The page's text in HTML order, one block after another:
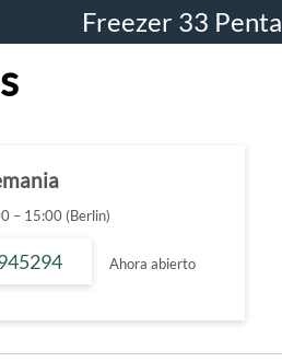
Freezer 33 Penta
– 15:00 (Berlin)
Ahora abierto